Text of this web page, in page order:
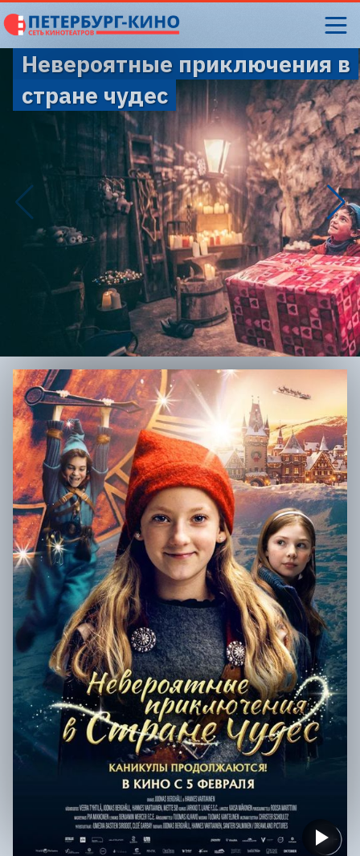
Невероятные приключения в
стране чудес